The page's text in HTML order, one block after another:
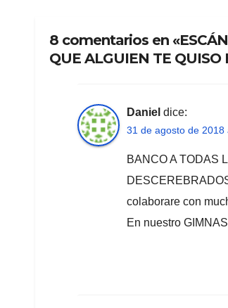
8 comentarios en
QUE ALGUIEN TE QUISO
Daniel dice:
31 de agosto de 2018
BANCO A TODAS
colaborare con
En nuestro